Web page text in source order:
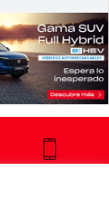
+34 627 35